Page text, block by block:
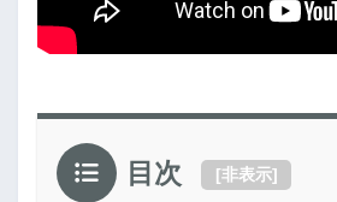
目次 [非表示]